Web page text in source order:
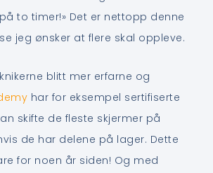
to timer!» Det er nettopp denne
jeg ønsker at flere skal oppleve.
blitt mer erfarne og
har for eksempel sertifiserte
skifte de fleste skjermer på
de har delene på lager. Dette
for noen år siden! Og med